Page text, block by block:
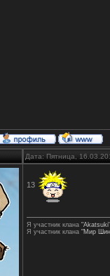
Дата: Пятница,
13
Я участник клана "Akatsuki"
Я участник клана "Мир